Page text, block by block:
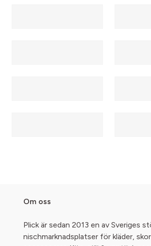
Om oss
Plick är sedan 2013 en av Sveriges
nischmarknadsplatser för kläder,